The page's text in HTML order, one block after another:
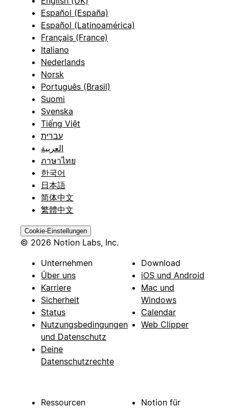
Español (España)
Español (Latinoamérica)
Français (France)
Italiano
Nederlands
Norsk
Português (Brasil)
Suomi
Svenska
Tiếng Việt
עברית
العربية
ภาษาไทย
한국어
日本語
简体中文
繁體中文
Cookie-Einstellungen
© 2026 Notion Labs, Inc.
Unternehmen
Über uns
Karriere
Sicherheit
Status
Nutzungsbedingungen
und Datenschutz
Deine
Datenschutzrechte
Download
iOS und Android
Mac und
Windows
Calendar
Web Clipper
Ressourcen Notion für